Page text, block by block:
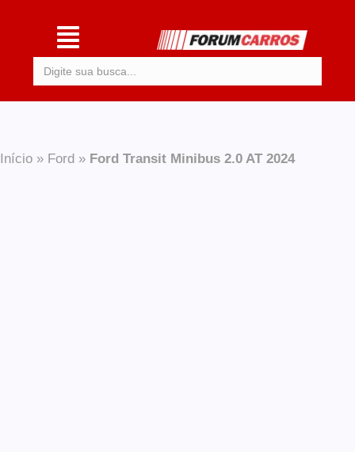
Início » Ford » Ford Transit Minibus 2.0 AT 2024